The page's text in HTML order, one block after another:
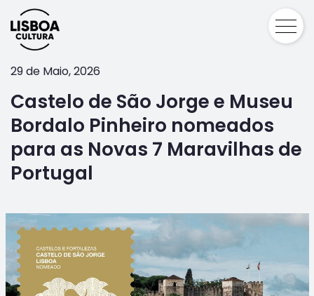
29 de Maio, 2026
Castelo de São Jorge e Museu
Bordalo Pinheiro nomeados
para as Novas 7 Maravilhas de
Portugal